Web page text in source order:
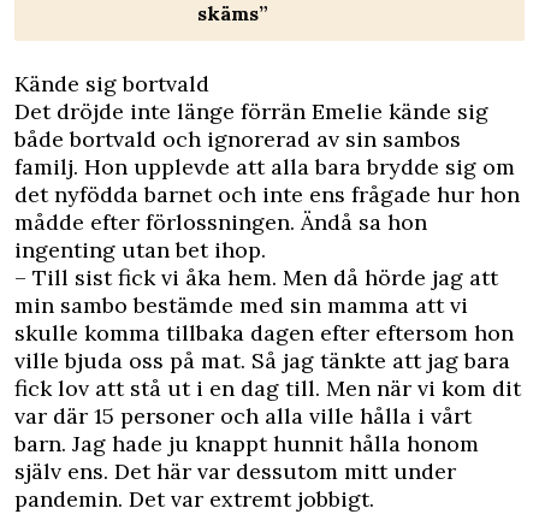
skäms”
Kände sig bortvald
Det dröjde inte länge förrän Emelie kände sig
både bortvald och ignorerad av sin sambos
familj. Hon upplevde att alla bara brydde sig om
det nyfödda barnet och inte ens frågade hur hon
mådde efter förlossningen. Ändå sa hon
ingenting utan bet ihop.
– Till sist fick vi åka hem. Men då hörde jag att
min sambo bestämde med sin mamma att vi
skulle komma tillbaka dagen efter eftersom hon
ville bjuda oss på mat. Så jag tänkte att jag bara
fick lov att stå ut i en dag till. Men när vi kom dit
var där 15 personer och alla ville hålla i vårt
barn. Jag hade ju knappt hunnit hålla honom
själv ens. Det här var dessutom mitt under
pandemin. Det var extremt jobbigt.